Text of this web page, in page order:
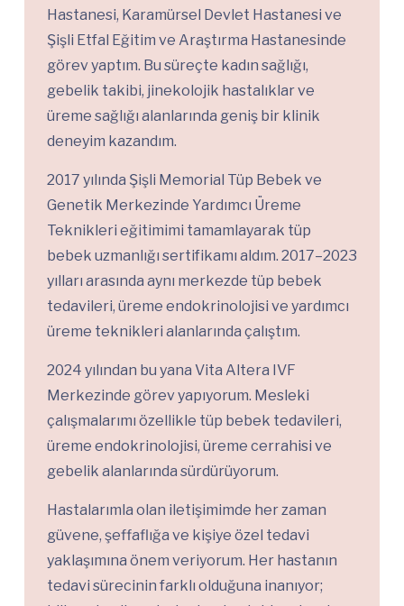
Hastanesi, Karamürsel Devlet Hastanesi ve
Şişli Etfal Eğitim ve Araştırma Hastanesinde
görev yaptım. Bu süreçte kadın sağlığı,
gebelik takibi, jinekolojik hastalıklar ve
üreme sağlığı alanlarında geniş bir klinik
deneyim kazandım.
2017 yılında Şişli Memorial Tüp Bebek ve
Genetik Merkezinde Yardımcı Üreme
Teknikleri eğitimimi tamamlayarak tüp
bebek uzmanlığı sertifikamı aldım. 2017–2023
yılları arasında aynı merkezde tüp bebek
tedavileri, üreme endokrinolojisi ve yardımcı
üreme teknikleri alanlarında çalıştım.
2024 yılından bu yana Vita Altera IVF
Merkezinde görev yapıyorum. Mesleki
çalışmalarımı özellikle tüp bebek tedavileri,
üreme endokrinolojisi, üreme cerrahisi ve
gebelik alanlarında sürdürüyorum.
Hastalarımla olan iletişimimde her zaman
güvene, şeffaflığa ve kişiye özel tedavi
yaklaşımına önem veriyorum. Her hastanın
tedavi sürecinin farklı olduğuna inanıyor;